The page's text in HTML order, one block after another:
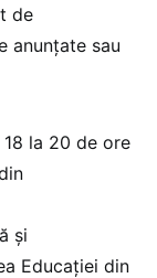
de
anunțate sau
la 20 de ore
și
Educației din